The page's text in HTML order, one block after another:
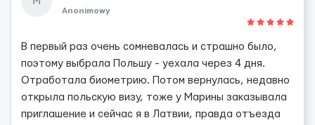
Anonimowy
В первый раз очень сомневалась и страшно было,
поэтому выбрала Польшу - уехала через 4 дня.
Отработала биометрию. Потом вернулась, недавно
открыла польскую визу, тоже у Марины заказывала
приглашение и сейчас я в Латвии, правда отъезда